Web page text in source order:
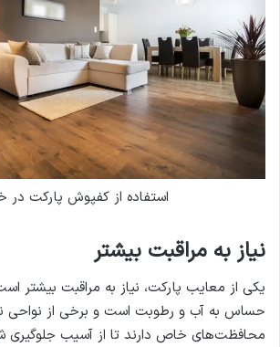
استفاده از کفپوش پارکت در
نیاز به مراقبت بیشتر
یکی از معایب پارکت، نیاز به مراقبت بیشتر
حساس به آب و رطوبت است و برخی از نواحی
محافظت‌های خاص دارند تا از آسیب جلوگیری